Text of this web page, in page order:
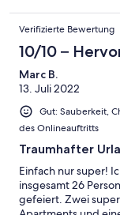
Verifizierte Bewertung
10/10 –
Marc B.
13. Juli 2022
Gut: Sauberkeit,
des Onlineauftritts
Traumhafter
Einfach nur super!
insgesamt 26
gefeiert. Zwei